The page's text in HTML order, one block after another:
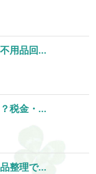
用品回...
税金・...
整理で...